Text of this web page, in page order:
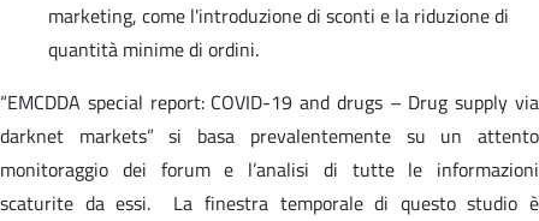
marketing, come l'introduzione di sconti e la riduzione di
quantità minime di ordini.
“EMCDDA special report: COVID-19 and drugs – Drug supply via
darknet markets” si basa prevalentemente su un attento
monitoraggio dei forum e l’analisi di tutte le informazioni
scaturite da essi. La finestra temporale di questo studio è